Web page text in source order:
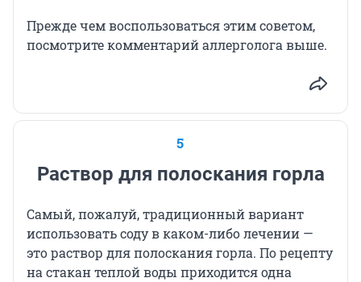
Прежде чем воспользоваться этим советом,
посмотрите комментарий аллерголога выше.
5
Раствор для полоскания горла
Самый, пожалуй, традиционный вариант
использовать соду в каком-либо лечении —
это раствор для полоскания горла. По рецепту
на стакан теплой воды приходится одна